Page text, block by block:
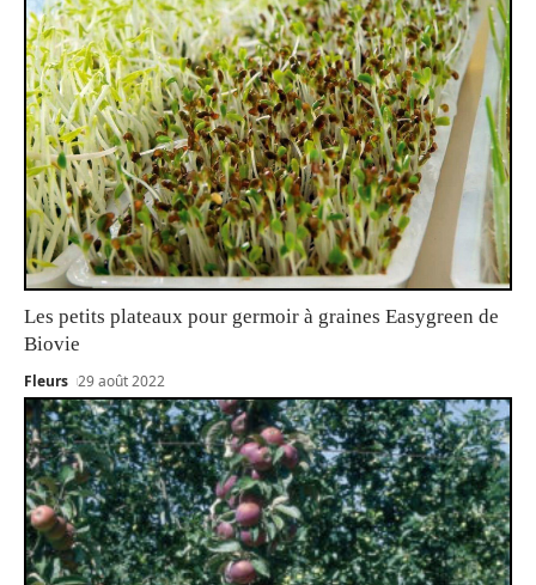
Les petits plateaux pour germoir à graines Easygreen de
Biovie
Fleurs 29 août 2022